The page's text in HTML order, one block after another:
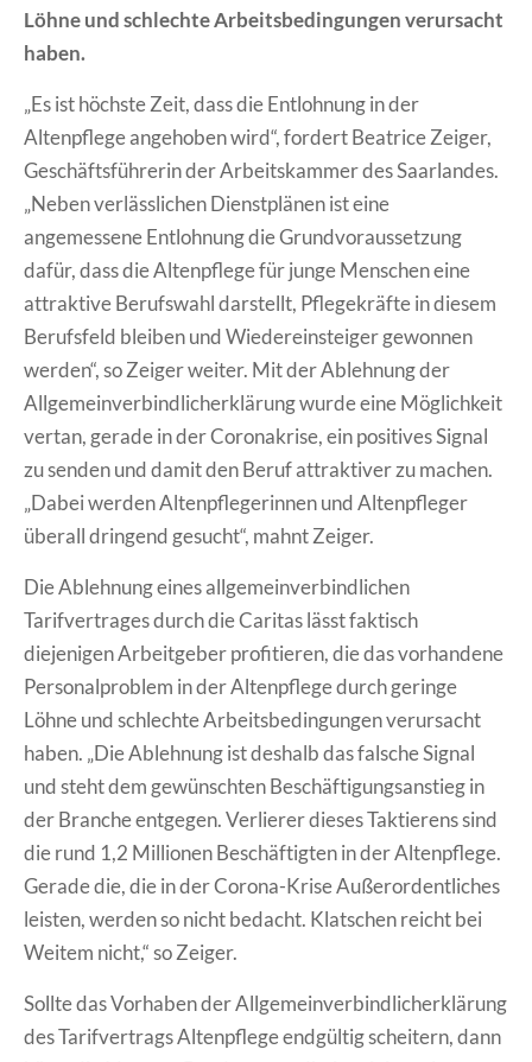
Löhne und schlechte Arbeitsbedingungen verursacht
haben.
„Es ist höchste Zeit, dass die Entlohnung in der
Altenpflege angehoben wird“, fordert Beatrice Zeiger,
Geschäftsführerin der Arbeitskammer des Saarlandes.
„Neben verlässlichen Dienstplänen ist eine
angemessene Entlohnung die Grundvoraussetzung
dafür, dass die Altenpflege für junge Menschen eine
attraktive Berufswahl darstellt, Pflegekräfte in diesem
Berufsfeld bleiben und Wiedereinsteiger gewonnen
werden“, so Zeiger weiter. Mit der Ablehnung der
Allgemeinverbindlicherklärung wurde eine Möglichkeit
vertan, gerade in der Coronakrise, ein positives Signal
zu senden und damit den Beruf attraktiver zu machen.
„Dabei werden Altenpflegerinnen und Altenpfleger
überall dringend gesucht“, mahnt Zeiger.
Die Ablehnung eines allgemeinverbindlichen
Tarifvertrages durch die Caritas lässt faktisch
diejenigen Arbeitgeber profitieren, die das vorhandene
Personalproblem in der Altenpflege durch geringe
Löhne und schlechte Arbeitsbedingungen verursacht
haben. „Die Ablehnung ist deshalb das falsche Signal
und steht dem gewünschten Beschäftigungsanstieg in
der Branche entgegen. Verlierer dieses Taktierens sind
die rund 1,2 Millionen Beschäftigten in der Altenpflege.
Gerade die, die in der Corona-Krise Außerordentliches
leisten, werden so nicht bedacht. Klatschen reicht bei
Weitem nicht,“ so Zeiger.
Sollte das Vorhaben der Allgemeinverbindlicherklärung
des Tarifvertrags Altenpflege endgültig scheitern, dann